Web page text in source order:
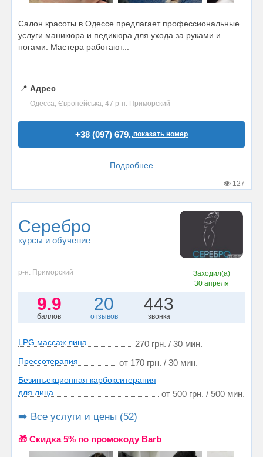
Салон красоты в Одессе предлагает профессиональные
услуги маникюра и педикюра для ухода за руками и
ногами. Мастера работают...
📍 Адрес
Одесса, Європейська, 47 р-н. Приморский
+38 (097) 679..показать номер
Подробнее
127
Серебро
курсы и обучение
р-н. Приморский
Заходил(а)
30 апреля
9.9
баллов
20
отзывов
443
звонка
LPG массаж лица 270 грн. / 30 мин.
Прессотерапия от 170 грн. / 30 мин.
Безинъекционная карбокситерапия
для лица
от 500 грн. / 500 мин.
➡️ Все услуги и цены (52)
🎁 Cкидка 5% по промокоду Barb